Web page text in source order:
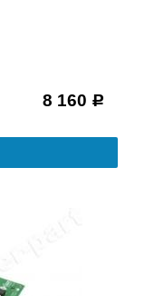
8 160 Р